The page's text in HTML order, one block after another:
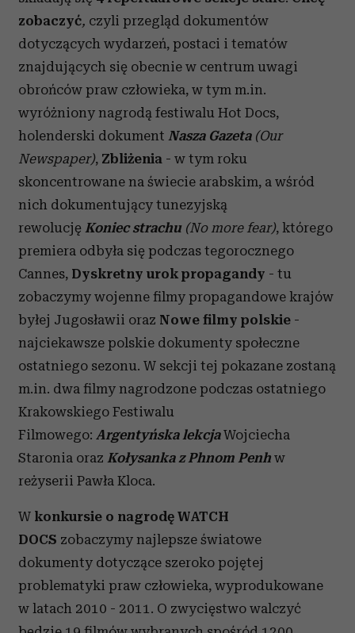
zobaczyć, czyli przegląd dokumentów
dotyczących wydarzeń, postaci i tematów
znajdujących się obecnie w centrum uwagi
obrońców praw człowieka, w tym m.in.
wyróżniony nagrodą festiwalu Hot Docs,
holenderski dokument Nasza Gazeta (Our
Newspaper), Zbliżenia - w tym roku
skoncentrowane na świecie arabskim, a wśród
nich dokumentujący tunezyjską
rewolucję Koniec strachu (No more fear), którego
premiera odbyła się podczas tegorocznego
Cannes, Dyskretny urok propagandy - tu
zobaczymy wojenne filmy propagandowe krajów
byłej Jugosławii oraz Nowe filmy polskie -
najciekawsze polskie dokumenty społeczne
ostatniego sezonu. W sekcji tej pokazane zostaną
m.in. dwa filmy nagrodzone podczas ostatniego
Krakowskiego Festiwalu
Filmowego: Argentyńska lekcjaWojciecha
Staronia oraz Kołysanka z Phnom Penh w
reżyserii Pawła Kloca.
W konkursie o nagrodę WATCH
DOCS zobaczymy najlepsze światowe
dokumenty dotyczące szeroko pojętej
problematyki praw człowieka, wyprodukowane
w latach 2010 - 2011. O zwycięstwo walczyć